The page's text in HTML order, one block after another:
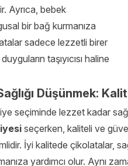
Ayrıca, bebek
bir bağ kurmanıza
sadece lezzetli birer
taşıyıcısı haline
Düşünmek:
seçiminde lezzet kadar
seçerken, kaliteli ve
İyi kalitede çikolatalar,
yardımcı olur. Aynı